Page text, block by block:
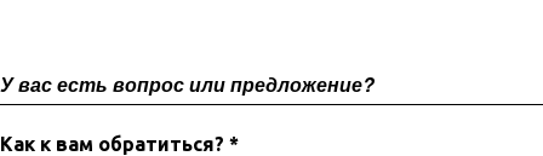
У вас есть вопрос или предложение?
Как к вам обратиться? *